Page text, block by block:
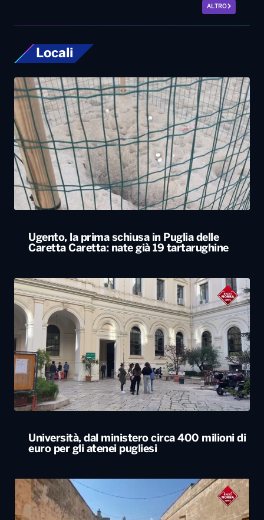
ALTRO
Locali
Ugento, la prima schiusa in Puglia delle
Caretta Caretta: nate già 19 tartarughine
Università, dal ministero circa 400 milioni di
euro per gli atenei pugliesi